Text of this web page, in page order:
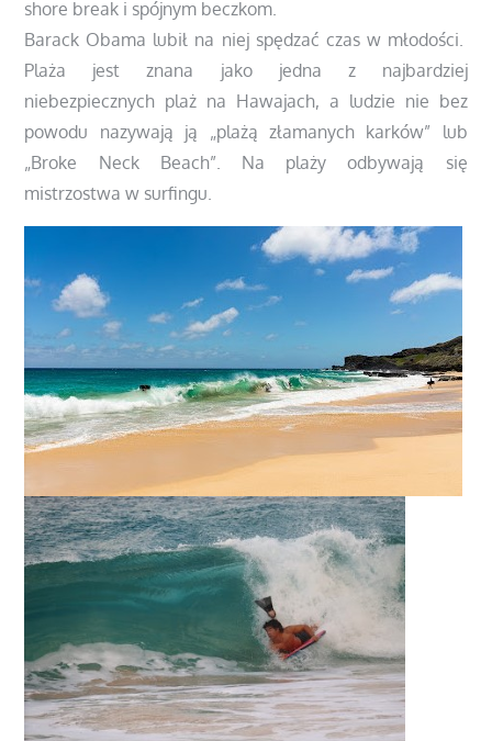
shore break i spójnym beczkom.
Barack Obama lubił na niej spędzać czas w młodości.
Plaża jest znana jako jedna z najbardziej
niebezpiecznych plaż na Hawajach, a ludzie nie bez
powodu nazywają ją „plażą złamanych karków” lub
„Broke Neck Beach”. Na plaży odbywają się
mistrzostwa w surfingu.